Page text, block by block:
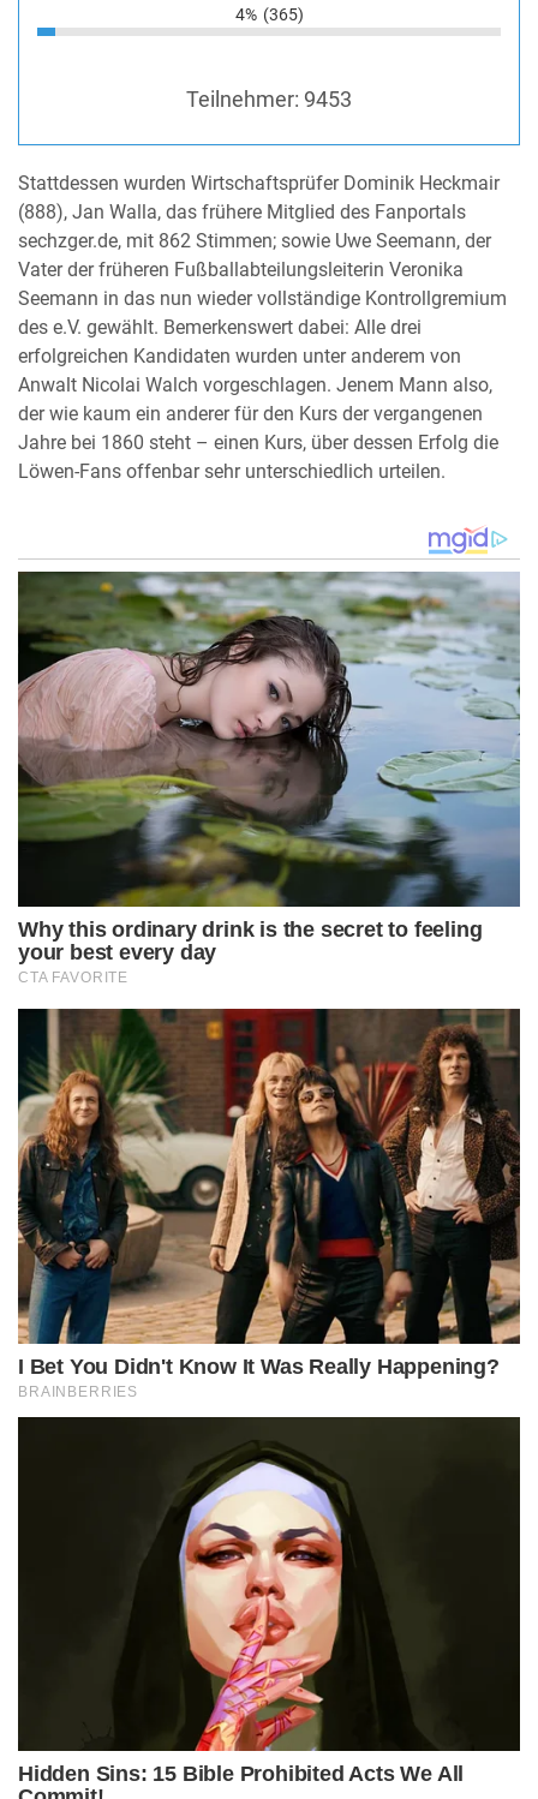
4% (365)
Teilnehmer: 9453
Stattdessen wurden Wirtschaftsprüfer Dominik Heckmair
(888), Jan Walla, das frühere Mitglied des Fanportals
sechzger.de, mit 862 Stimmen; sowie Uwe Seemann, der
Vater der früheren Fußballabteilungsleiterin Veronika
Seemann in das nun wieder vollständige Kontrollgremium
des e.V. gewählt. Bemerkenswert dabei: Alle drei
erfolgreichen Kandidaten wurden unter anderem von
Anwalt Nicolai Walch vorgeschlagen. Jenem Mann also,
der wie kaum ein anderer für den Kurs der vergangenen
Jahre bei 1860 steht – einen Kurs, über dessen Erfolg die
Löwen-Fans offenbar sehr unterschiedlich urteilen.